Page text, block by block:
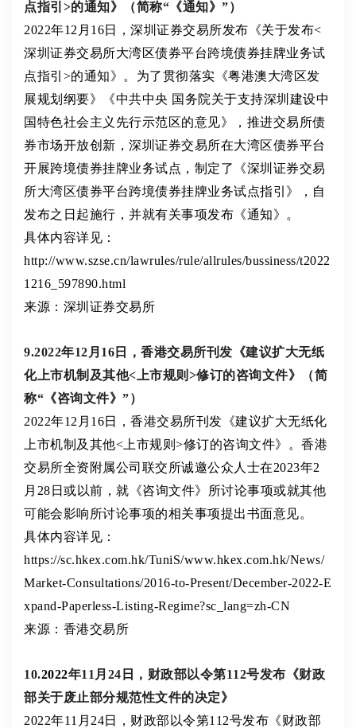
点指引>的通知》（简称“《通知》”）
2022年12月16日，深圳证券交易所发布《关于发布<
深圳证券交易所大湾区债券平台跨境债券挂牌业务试
点指引>的通知》。为了贯彻落实《粤港澳大湾区发
展规划纲要》《中共中央 国务院关于支持深圳建设中
国特色社会主义先行示范区的意见》，推进交易所债
券市场开放创新，深圳证券交易所在大湾区债券平台
开展跨境债券挂牌业务试点，制定了《深圳证券交易
所大湾区债券平台跨境债券挂牌业务试点指引》，自
发布之日起施行，并就有关事项发布《通知》。
具体内容详见：
http://www.szse.cn/lawrules/rule/allrules/bussiness/t2022
1216_597890.html
来源：深圳证券交易所
9.2022年12月16日，香港交易所刊发《建议扩大无纸
化上市机制及其他<上市规则>修订的咨询文件》（简
称“《咨询文件》”）
2022年12月16日，香港交易所刊发《建议扩大无纸化
上市机制及其他<上市规则>修订的咨询文件》。香港
交易所全资附属公司联交所诚邀公众人士在2023年2
月28日或以前，就《咨询文件》所讨论事项或就其他
可能会影响所讨论事项的相关事项提出书面意见。
具体内容详见：
https://sc.hkex.com.hk/TuniS/www.hkex.com.hk/News/
Market-Consultations/2016-to-Present/December-2022-E
xpand-Paperless-Listing-Regime?sc_lang=zh-CN
来源：香港交易所
10.2022年11月24日，财政部以令第112号发布《财政
部关于废止部分规范性文件的决定》
2022年11月24日，财政部以令第112号发布《财政部